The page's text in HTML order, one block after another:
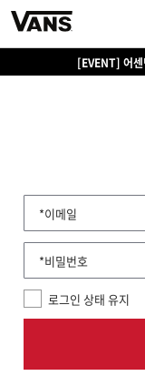
[EVENT] 어센
*이메일
*비밀번호
로그인 상태 유지